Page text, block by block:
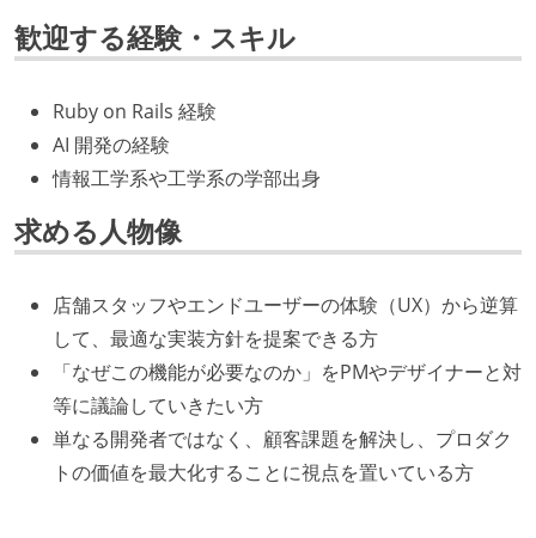
歓迎する経験・スキル
Ruby on Rails 経験
AI 開発の経験
情報工学系や工学系の学部出身
求める人物像
店舗スタッフやエンドユーザーの体験（UX）から逆算
して、最適な実装方針を提案できる方
「なぜこの機能が必要なのか」をPMやデザイナーと対
等に議論していきたい方
単なる開発者ではなく、顧客課題を解決し、プロダク
トの価値を最大化することに視点を置いている方